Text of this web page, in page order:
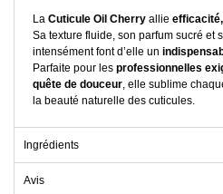
La Cuticule Oil Cherry allie
Sa texture fluide, son parfum sucré et
intensément font d’elle un
Parfaite pour les professionnelles
quête de douceur, elle sublime
la beauté naturelle des cuticules.
Ingrédients
Avis